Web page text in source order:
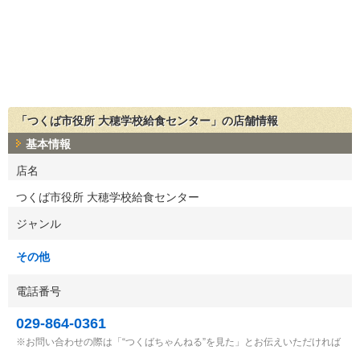
「つくば市役所 大穂学校給食センター」の店舗情報
基本情報
店名
つくば市役所 大穂学校給食センター
ジャンル
その他
電話番号
029-864-0361
お問い合わせの際は「“つくばちゃんねる”を見た」とお伝えいただければ